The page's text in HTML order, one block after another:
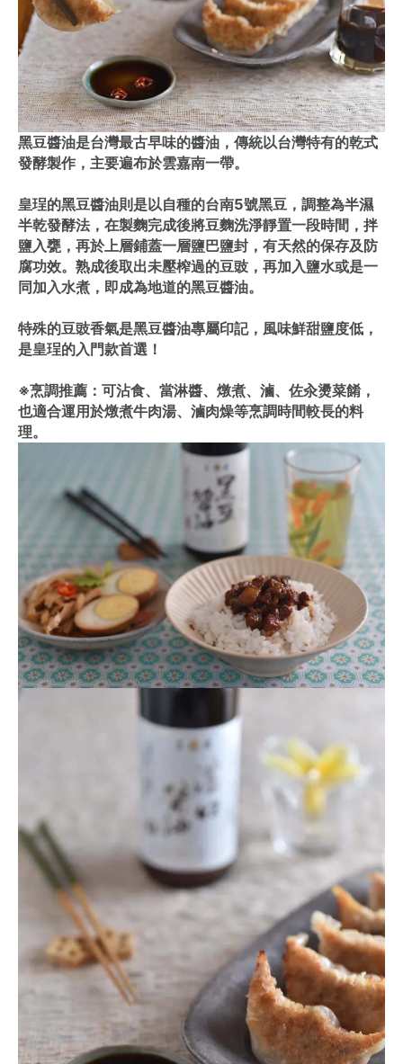
黑豆醬油是台灣最古早味的醬油，傳統以台灣特有的乾式
發酵製作，主要遍布於雲嘉南一帶。
皇珵的黑豆醬油則是以自種的台南5號黑豆，調整為半濕
半乾發酵法，在製麴完成後將豆麴洗淨靜置一段時間，拌
鹽入甕，再於上層鋪蓋一層鹽巴鹽封，有天然的保存及防
腐功效。熟成後取出未壓榨過的豆豉，再加入鹽水或是一
同加入水煮，即成為地道的黑豆醬油。
特殊的豆豉香氣是黑豆醬油專屬印記，風味鮮甜鹽度低，
是皇珵的入門款首選！
※烹調推薦：可沾食、當淋醬、燉煮、滷、佐汆燙菜餚，
也適合運用於燉煮牛肉湯、滷肉燥等烹調時間較長的料
理。